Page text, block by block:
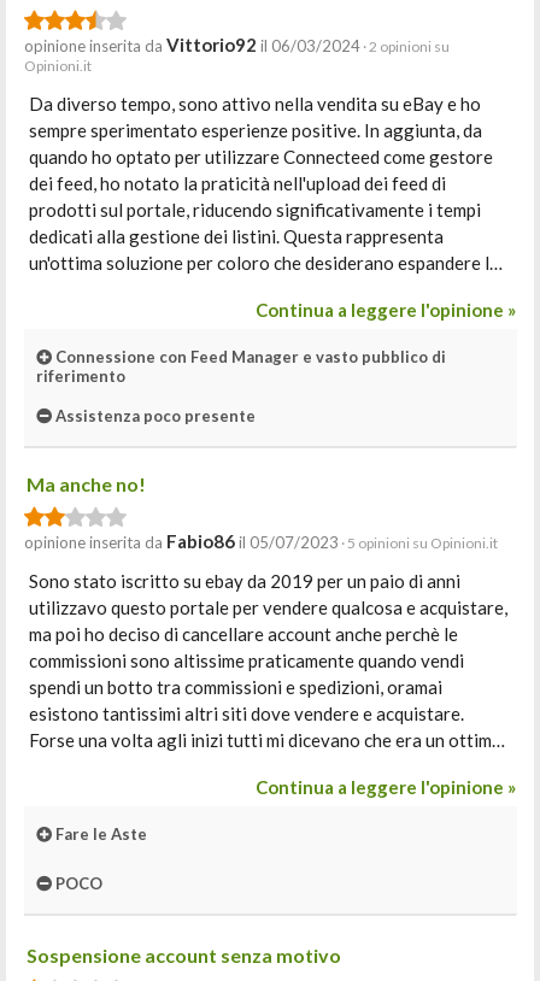
opinione inserita da Vittorio92 il 06/03/2024 · 2 opinioni su
Opinioni.it
Da diverso tempo, sono attivo nella vendita su eBay e ho
sempre sperimentato esperienze positive. In aggiunta, da
quando ho optato per utilizzare Connecteed come gestore
dei feed, ho notato la praticità nell'upload dei feed di
prodotti sul portale, riducendo significativamente i tempi
dedicati alla gestione dei listini. Questa rappresenta
un'ottima soluzione per coloro che desiderano espandere l…
Continua a leggere l'opinione »
Connessione con Feed Manager e vasto pubblico di
riferimento
Assistenza poco presente
Ma anche no!
opinione inserita da Fabio86il 05/07/2023 · 5 opinioni su Opinioni.it
Sono stato iscritto su ebay da 2019 per un paio di anni
utilizzavo questo portale per vendere qualcosa e acquistare,
ma poi ho deciso di cancellare account anche perchè le
commissioni sono altissime praticamente quando vendi
spendi un botto tra commissioni e spedizioni, oramai
esistono tantissimi altri siti dove vendere e acquistare.
Forse una volta agli inizi tutti mi dicevano che era un ottim…
Continua a leggere l'opinione »
Fare le Aste
POCO
Sospensione account senza motivo